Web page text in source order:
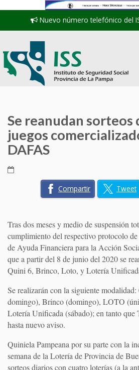
Nuevo número telefónico del
Se reanudan sorteos
juegos
DAFAS
Compartir Tweet
Tras dos meses y medio de suspensión
cumplimiento del respectivo protocolo
de Ayuda Financiera para la Acción
que a partir del 8 de junio del 2020 se
Quini 6, Brinco, Loto, y Lotería
Se realizarán con la siguiente
domingo), Brinco (domingo), LOTO
Lotería Unificada (sábado); en tanto que
hasta nuevo aviso.
Quiniela Pampeana por su parte con la
semana de la Lotería de Provincia de
sorteos diarios con cuatro loterías (a la